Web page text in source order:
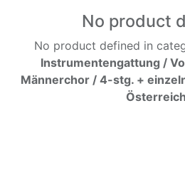
No product
No product defined in
Instrumentengattung /
Männerchor / 4-stg. +
Österreich